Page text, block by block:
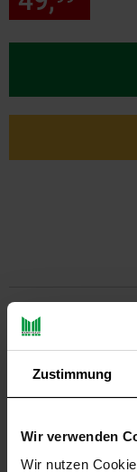
Zustimmung
Wir verwenden
Wir nutzen
PAYBACK
Payback Punkte